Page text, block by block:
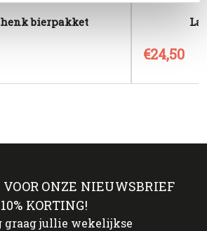
bierpakket La
€24,50
ONZE NIEUWSBRIEF
KORTING!
graag jullie wekelijkse